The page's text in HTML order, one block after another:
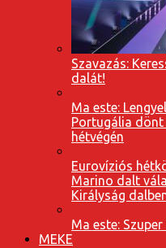
Szavazás:
dalát!
Ma este:
Portugália
hétvégén
Eurovíziós
Marino dalt
Királyság
Ma este:
MEKE